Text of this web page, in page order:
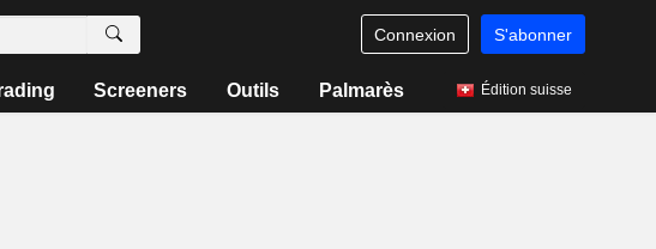
Connexion S'abonner
Screeners Outils Palmarès Édition suisse